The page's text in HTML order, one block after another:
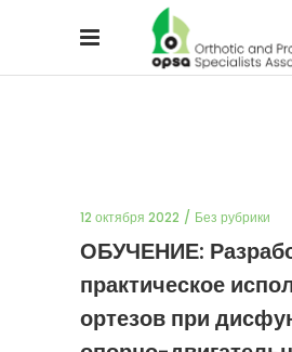
12 октября 2022 Без рубрики
ОБУЧЕНИЕ:
практическое
ортезов при